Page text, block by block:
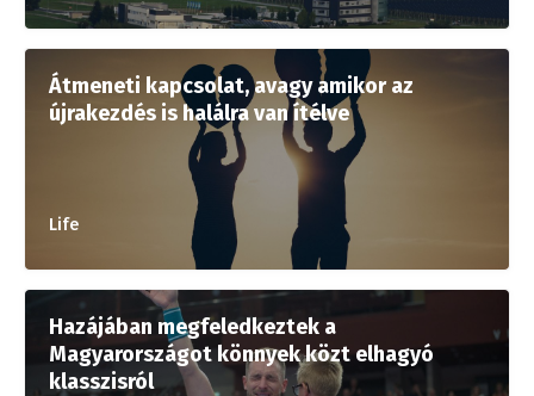
Átmeneti kapcsolat, avagy amikor az
újrakezdés is halálra van ítélve
Life
Hazájában megfeledkeztek a
Magyarországot könnyek közt elhagyó
klasszisról